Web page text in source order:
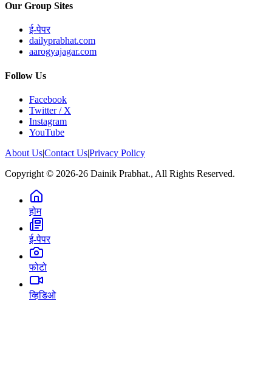
Our Group Sites
ई-पेपर
dailyprabhat.com
aarogyajagar.com
Follow Us
Facebook
Twitter / X
Instagram
YouTube
About Us|Contact Us|Privacy Policy
Copyright © 2026-26 Dainik Prabhat., All Rights Reserved.
होम
ई-पेपर
फोटो
व्हिडिओ